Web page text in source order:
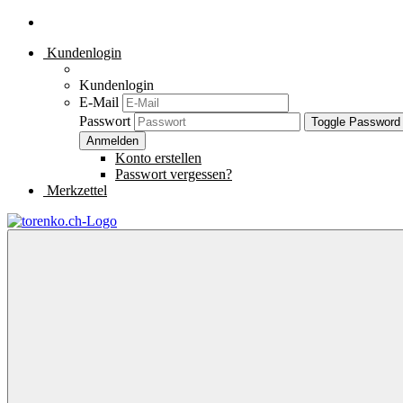
Kundenlogin
Kundenlogin
E-Mail
Passwort
Toggle
Konto erstellen
Passwort vergessen?
Merkzettel